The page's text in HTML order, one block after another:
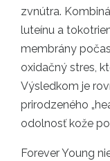
zvnútra.
luteínu a
membrány
oxidačný stres,
Výsledkom je
prirodzeného
odolnosť kože
Forever Young